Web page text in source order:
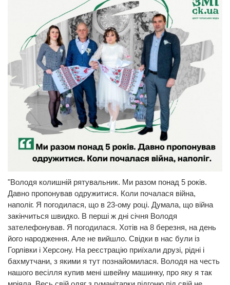
"Володя колишній рятувальник. Ми разом понад 5 років.
Давно пропонував одружитися. Коли почалася війна,
наполіг. Я погодилася, що в 23-ому році. Думала, що війна
закінчиться швидко. В перші ж дні січня Володя
зателефонував. Я погодилася. Хотів на 8 березня, на день
його народження. Але не вийшло. Свідки в нас були із
Горлівки і Херсону. На реєстрацію приїхали друзі, рідні і
бахмутчани, з якими я тут познайомилася. Володя на честь
нашого весілля купив мені швейну машинку, про яку я так